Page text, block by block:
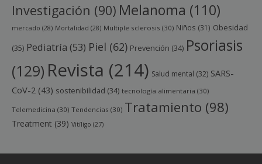
Investigación (90) Melanoma (110)
mercado (28) Mortalidad (28) Multiple sclerosis (30) Niños (31) Obesidad
(35) Pediatría (53) Piel (62) Prevención (34) Psoriasis
(129) Revista (214) Salud mental (32) SARS-
CoV-2 (43) sostenibilidad (34) tecnología alimentaria (30)
Telemedicina (30) Tendencias (30) Tratamiento (98)
Treatment (39) Vitíligo (27)